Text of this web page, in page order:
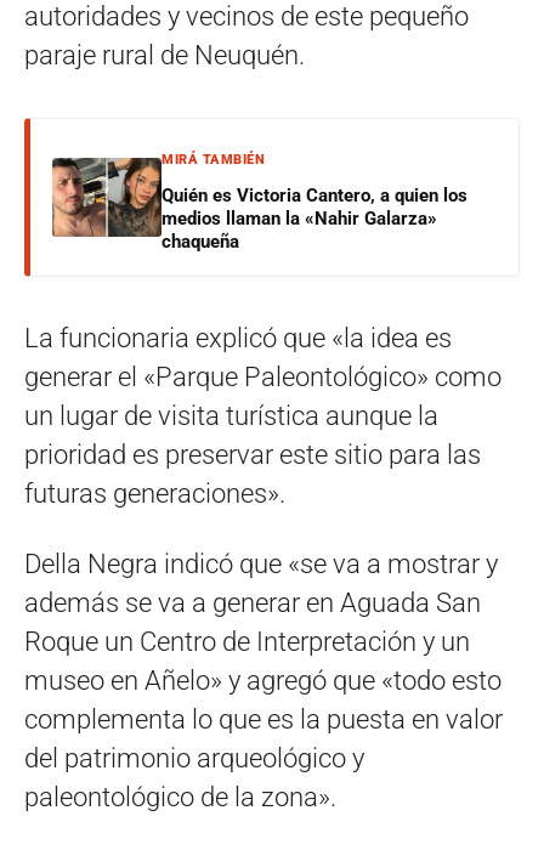
autoridades y vecinos de este pequeño
paraje rural de Neuquén.
MIRÁ TAMBIÉN
Quién es Victoria Cantero, a quien los
medios llaman la «Nahir Galarza»
chaqueña
La funcionaria explicó que «la idea es
generar el «Parque Paleontológico» como
un lugar de visita turística aunque la
prioridad es preservar este sitio para las
futuras generaciones».
Della Negra indicó que «se va a mostrar y
además se va a generar en Aguada San
Roque un Centro de Interpretación y un
museo en Añelo» y agregó que «todo esto
complementa lo que es la puesta en valor
del patrimonio arqueológico y
paleontológico de la zona».